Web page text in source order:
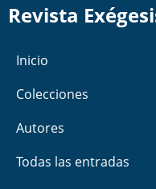
Revista
Inicio
Colecciones
Autores
Todas las entradas